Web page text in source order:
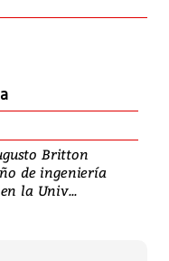
Britton
de ingeniería
la Univ...